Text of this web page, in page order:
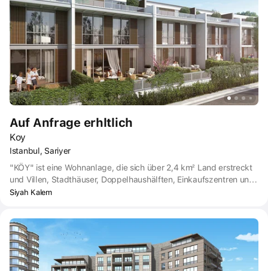
Auf Anfrage erhltlich
Koy
Istanbul, Sariyer
"KÖY" ist eine Wohnanlage, die sich über 2,4 km² Land erstreckt
und Villen, Stadthäuser, Doppelhaushälften, Einkaufszentren und
Aufstockungswohnungen umfasst. Der Projektstandort befindet
Siyah Kalem